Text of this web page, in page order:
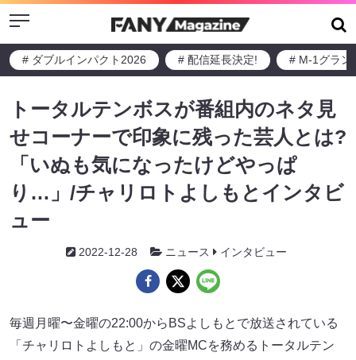
Menu
# ダブルインパクト2026 # 配信延長決定! # M-1グラン
トータルテンボスが番組内のネタ見
せコーナーで印象に残った芸人とは?
「いぬも気になったけどやっぱ
り…」/チャリロトよしもとインタビ
ュー
2022-12-28 ニュース インタビュー
毎週月曜〜金曜の22:00からBSよしもとで放送されている
「チャリロトよしもと」の金曜MCを務めるトータルテン